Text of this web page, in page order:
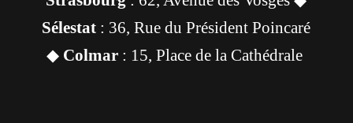
Sélestat : 36, Rue du Président Poincaré
◆ Colmar: 15, Place de la Cathédrale